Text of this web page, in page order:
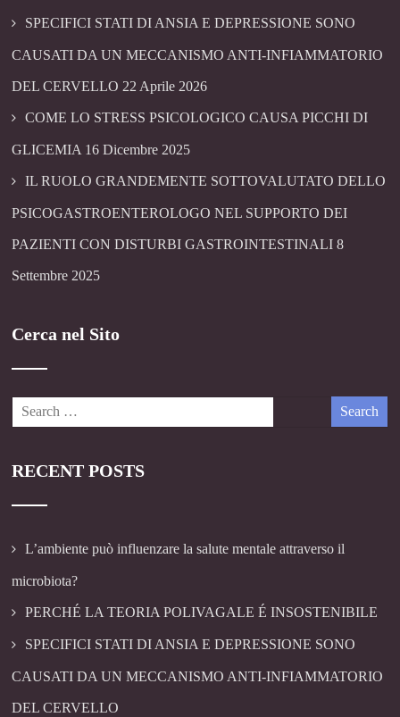
SPECIFICI STATI DI ANSIA E DEPRESSIONE SONO
CAUSATI DA UN MECCANISMO ANTI-INFIAMMATORIO
DEL CERVELLO 22 Aprile 2026
COME LO STRESS PSICOLOGICO CAUSA PICCHI DI
GLICEMIA 16 Dicembre 2025
IL RUOLO GRANDEMENTE SOTTOVALUTATO DELLO
PSICOGASTROENTEROLOGO NEL SUPPORTO DEI
PAZIENTI CON DISTURBI GASTROINTESTINALI 8
Settembre 2025
Cerca nel Sito
RECENT POSTS
L’ambiente può influenzare la salute mentale attraverso il
microbiota?
PERCHÉ LA TEORIA POLIVAGALE É INSOSTENIBILE
SPECIFICI STATI DI ANSIA E DEPRESSIONE SONO
CAUSATI DA UN MECCANISMO ANTI-INFIAMMATORIO
DEL CERVELLO